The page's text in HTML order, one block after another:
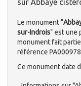
sur Abbaye
Le monument "
sur-Indrois" est une
monument fait
référence
Ce monument date